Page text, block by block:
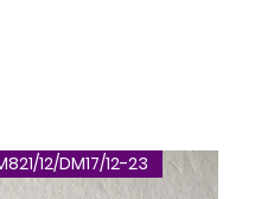
12/DM17/12-23